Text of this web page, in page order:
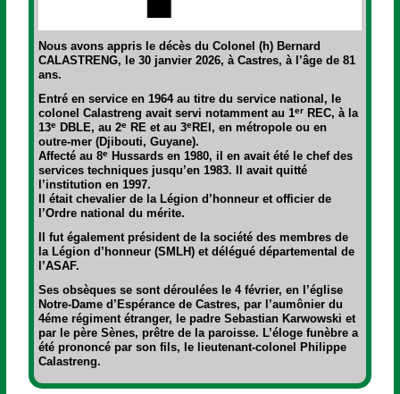
Nous avons appris le décès du Colonel (h) Bernard
CALASTRENG, le 30 janvier 2026, à Castres, à l’âge de 81
ans.
Entré en service en 1964 au titre du service national, le
colonel Calastreng avait servi notamment au 1er REC, à la
13e DBLE, au 2e RE et au 3eREI, en métropole ou en
outre-mer (Djibouti, Guyane).
Affecté au 8e Hussards en 1980, il en avait été le chef des
services techniques jusqu’en 1983. Il avait quitté
l’institution en 1997.
Il était chevalier de la Légion d’honneur et officier de
l’Ordre national du mérite.
Il fut également président de la société des membres de
la Légion d’honneur (SMLH) et délégué départemental de
l’ASAF.
Ses obsèques se sont déroulées le 4 février, en l’église
Notre-Dame d’Espérance de Castres, par l’aumônier du
4éme régiment étranger, le padre Sebastian Karwowski et
par le père Sènes, prêtre de la paroisse. L’éloge funèbre a
été prononcé par son fils, le lieutenant-colonel Philippe
Calastreng.